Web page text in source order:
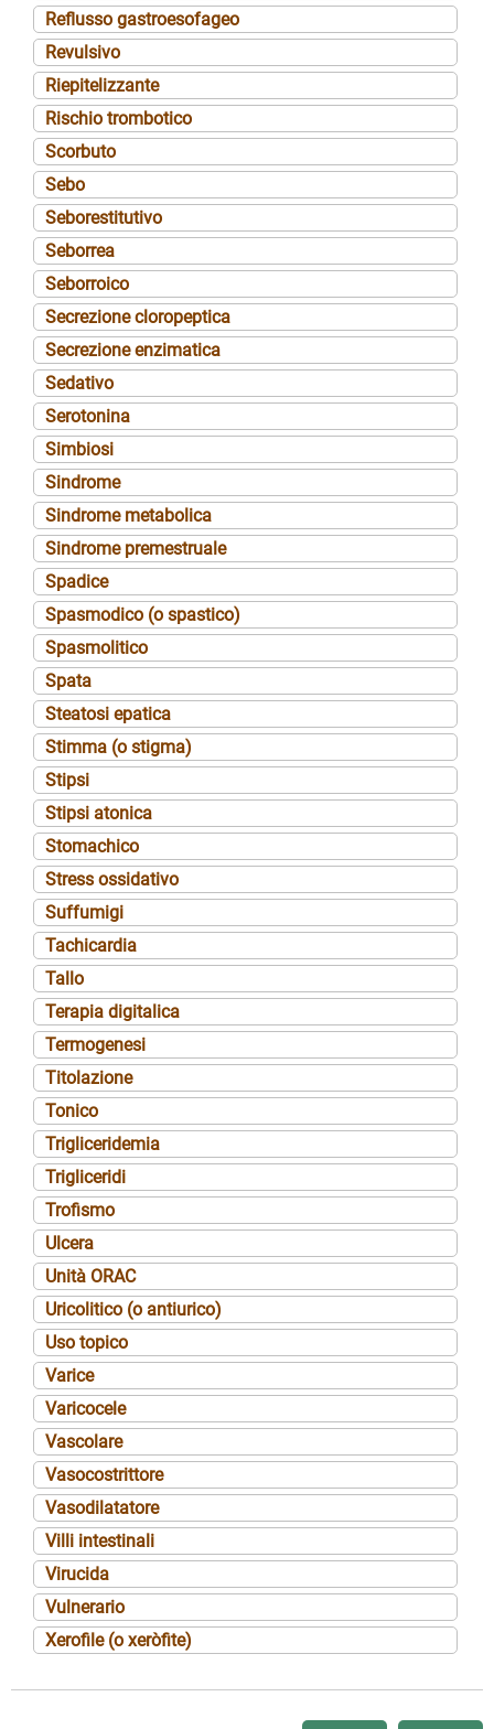
Reflusso gastroesofageo
Revulsivo
Riepitelizzante
Rischio trombotico
Scorbuto
Sebo
Seborestitutivo
Seborrea
Seborroico
Secrezione cloropeptica
Secrezione enzimatica
Sedativo
Serotonina
Simbiosi
Sindrome
Sindrome metabolica
Sindrome premestruale
Spadice
Spasmodico (o spastico)
Spasmolitico
Spata
Steatosi epatica
Stimma (o stigma)
Stipsi
Stipsi atonica
Stomachico
Stress ossidativo
Suffumigi
Tachicardia
Tallo
Terapia digitalica
Termogenesi
Titolazione
Tonico
Trigliceridemia
Trigliceridi
Trofismo
Ulcera
Unità ORAC
Uricolitico (o antiurico)
Uso topico
Varice
Varicocele
Vascolare
Vasocostrittore
Vasodilatatore
Villi intestinali
Virucida
Vulnerario
Xerofile (o xeròfite)